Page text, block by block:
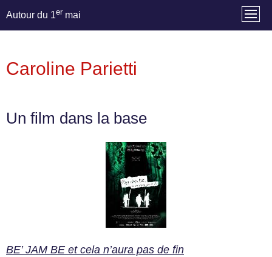
Autour du 1er mai
Caroline Parietti
Un film dans la base
BE’ JAM BE et cela n’aura pas de fin